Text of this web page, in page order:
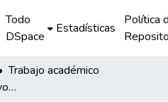
Todo
DSpace
Estadísticas
Política
Trabajo académico
Motivación y orientación vocacional en estudiantes de cuarto y quinto año de la IE “Mateo Pumaccahua Chihuantito” de Pongobamba